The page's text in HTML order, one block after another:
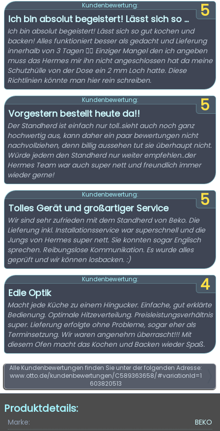
5
Kundenbewertung:
Ich bin absolut begeistert! Lässt sich so ...
Ich bin absolut begeistert! Lässt sich so gut kochen und
backen! Alles funktioniert besser als gedacht und Lieferung
innerhalb von 3 Tagen 👌🏻 Einziger Mangel den ich angeben
muss das Hermes mir ihn nicht angeschlossen hat da meine
Schutzhülle von der Dose ein 2 mm Loch hatte. Diese
Richtlinien könnte man hier rein schreiben.
5
Kundenbewertung:
Vorgestern bestellt heute da!!
Der Standherd ist einfach nur toll..sieht auch noch ganz
hochwertig aus, kann daher ein paar bewertungen nicht
nachvollziehen, denn billig aussehen tut sie überhaupt nicht.
Würde jedem den Standherd nur weiter empfehlen..der
Hermes Team war auch super nett und freundlich immer
wieder gerne!
5
Kundenbewertung:
Tolles Gerät und großartiger Service
Wir sind sehr zufrieden mit dem Standherd von Beko. Die
Lieferung inkl. Installationsservice war superschnell und die
Jungs von Hermes super nett. Sie konnten sogar Englisch
sprechen. Reibungslose Kommunikation. Es wurde alles
geprüft und wir können losbacken. :)
4
Kundenbewertung:
Edle Optik
Macht jede Küche zu einem Hingucker. Einfache, gut erklärte
Bedienung. Optimale Hitzeverteilung. Preisleistungsverhältnis
super. Lieferung erfolgte ohne Probleme, sogar eher als
Terminsetzung. Wir waren angenehm überrascht!!! Mit
diesem Ofen macht das Kochen und Backen wieder Spaß.
Alle Kundenbewertungen finden Sie unter der folgenden Adresse:
www.otto.de/kundenbewertungen/C589363658/#variationId=1
603820513
Produktdetails:
Marke:
BEKO